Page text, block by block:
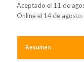
Aceptado el 11 de
Online el 14 de
Resumen